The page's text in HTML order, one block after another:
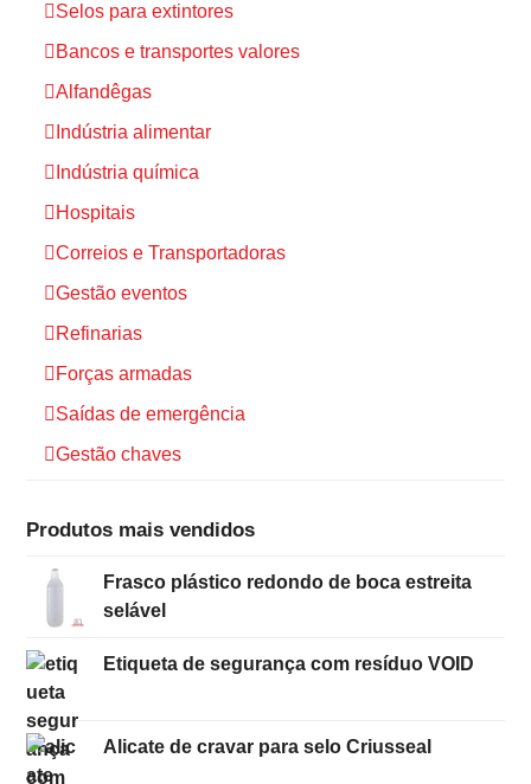
Selos para extintores
Bancos e transportes valores
Alfandêgas
Indústria alimentar
Indústria química
Hospitais
Correios e Transportadoras
Gestão eventos
Refinarias
Forças armadas
Saídas de emergência
Gestão chaves
Produtos mais vendidos
Frasco plástico redondo de boca estreita
selável
Etiqueta de segurança com resíduo VOID
Alicate de cravar para selo Criusseal